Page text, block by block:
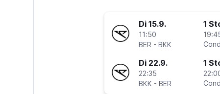
Di 15.9.
11:50
BER - BKK
1
Di 22.9.
22:35
BKK - BER
1